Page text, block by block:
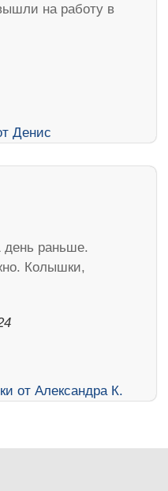
на работу в
день раньше.
Колышки,